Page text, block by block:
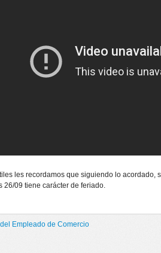
les recordamos que siguiendo lo acordado,
26/09 tiene carácter de feriado.
Empleado de Comercio